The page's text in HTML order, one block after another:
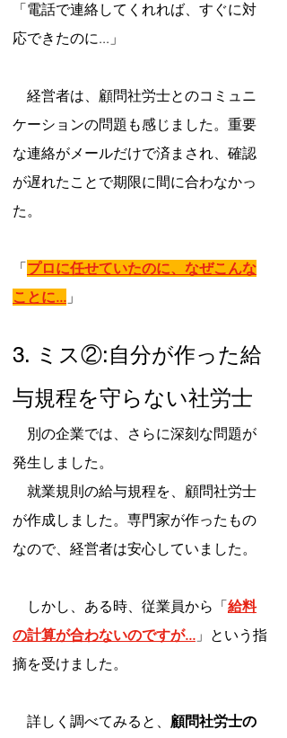
「電話で連絡してくれれば、すぐに対
応できたのに...」
経営者は、顧問社労士とのコミュニ
ケーションの問題も感じました。重要
な連絡がメールだけで済まされ、確認
が遅れたことで期限に間に合わなかっ
た。
「プロに任せていたのに、なぜこんな
ことに... 」
3. ミス②:自分が作った給
与規程を守らない社労士
別の企業では、さらに深刻な問題が
発生しました。
就業規則の給与規程を、顧問社労士
が作成しました。専門家が作ったもの
なので、経営者は安心していました。
しかし、ある時、従業員から「給料
の計算が合わないのですが... 」という指
摘を受けました。
詳しく調べてみると、 顧問社労士の